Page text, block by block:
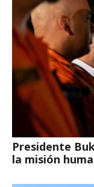
Presidente
la misión